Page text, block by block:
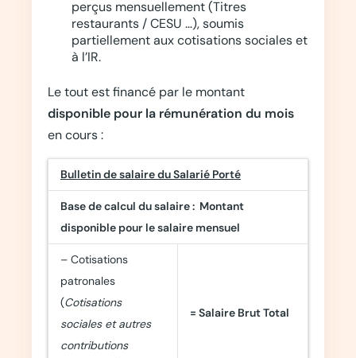
perçus mensuellement (Titres
restaurants / CESU …), soumis
partiellement aux cotisations sociales et
à l’IR.
Le tout est financé par le montant
disponible pour la rémunération du mois
en cours :
Bulletin de salaire du Salarié Porté
Base de calcul du salaire : Montant
disponible pour le salaire mensuel
– Cotisations
patronales
(Cotisations
sociales et autres
contributions
= Salaire Brut Total